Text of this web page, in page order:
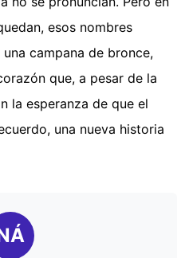
esos nombres
campana de bronce,
que, a pesar de la
la esperanza de que el
una nueva historia